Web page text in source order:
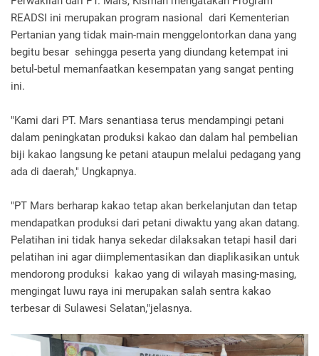
READSI ini merupakan program nasional dari Kementerian
Pertanian yang tidak main-main menggelontorkan dana yang
begitu besar sehingga peserta yang diundang ketempat ini
betul-betul memanfaatkan kesempatan yang sangat penting
ini.
"Kami dari PT. Mars senantiasa terus mendampingi petani
dalam peningkatan produksi kakao dan dalam hal pembelian
biji kakao langsung ke petani ataupun melalui pedagang yang
ada di daerah," Ungkapnya.
"PT Mars berharap kakao tetap akan berkelanjutan dan tetap
mendapatkan produksi dari petani diwaktu yang akan datang.
Pelatihan ini tidak hanya sekedar dilaksakan tetapi hasil dari
pelatihan ini agar diimplementasikan dan diaplikasikan untuk
mendorong produksi kakao yang di wilayah masing-masing,
mengingat luwu raya ini merupakan salah sentra kakao
terbesar di Sulawesi Selatan,"jelasnya.